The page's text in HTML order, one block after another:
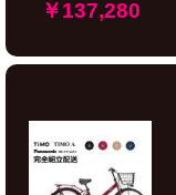
￥137,280